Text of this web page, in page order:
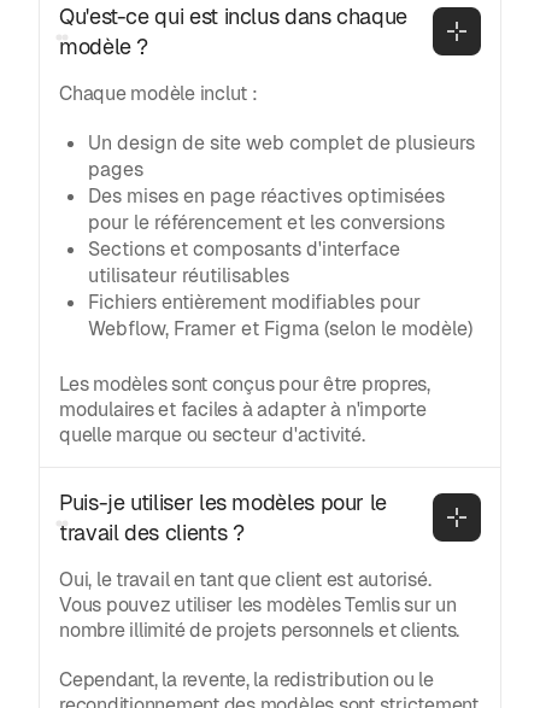
Qu'est-ce qui est inclus dans chaque
modèle ?
Chaque modèle inclut :
Un design de site web complet de plusieurs
pages
Des mises en page réactives optimisées
pour le référencement et les conversions
Sections et composants d'interface
utilisateur réutilisables
Fichiers entièrement modifiables pour
Webflow, Framer et Figma (selon le modèle)
Les modèles sont conçus pour être propres,
modulaires et faciles à adapter à n'importe
quelle marque ou secteur d'activité.
Puis-je utiliser les modèles pour le
travail des clients ?
Oui, le travail en tant que client est autorisé.
Vous pouvez utiliser les modèles Temlis sur un
nombre illimité de projets personnels et clients.
Cependant, la revente, la redistribution ou le